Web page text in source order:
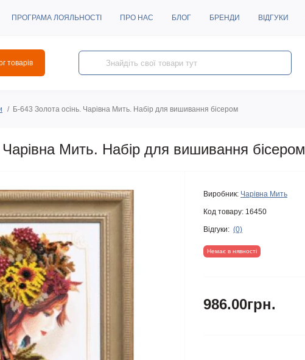
ПРОГРАМА ЛОЯЛЬНОСТІ ПРО НАС БЛОГ БРЕНДИ ВІДГУКИ
товарів
Б-643 Золота осінь. Чарівна Мить. Набір для вишивання бісером
Мить. Набір для вишивання бісером
Виробник: Чарівна Мить
Код товару: 16450
Відгуки: (0)
Немає в нявності
986.00грн.